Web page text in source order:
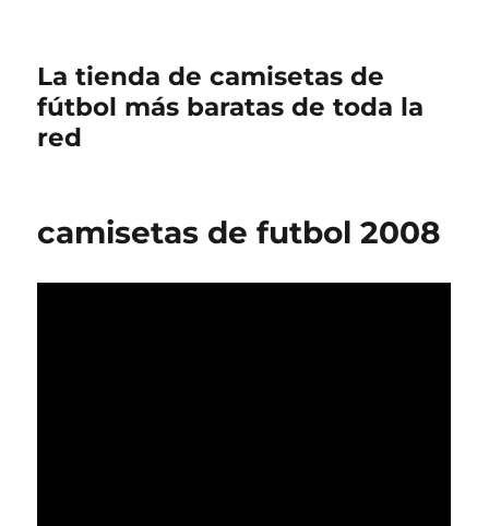
La tienda de camisetas de
fútbol más baratas de toda la
red
camisetas de futbol 2008